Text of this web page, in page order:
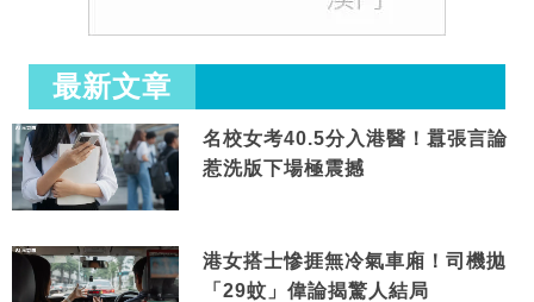
最新文章
名校女考40.5分入港醫！囂張言論
惹洗版下場極震撼
港女搭士慘捱無冷氣車廂！司機拋
「29蚊」偉論揭驚人結局